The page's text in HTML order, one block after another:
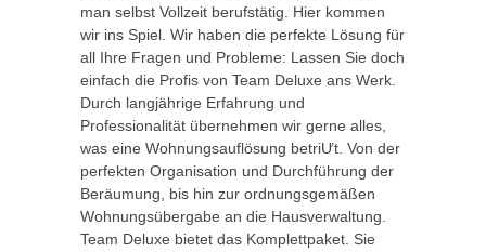
man selbst Vollzeit berufstätig. Hier kommen
wir ins Spiel. Wir haben die perfekte Lösung für
all Ihre Fragen und Probleme: Lassen Sie doch
einfach die Profis von Team Deluxe ans Werk.
Durch langjährige Erfahrung und
Professionalität übernehmen wir gerne alles,
was eine Wohnungsauflösung betriƯt. Von der
perfekten Organisation und Durchführung der
Beräumung, bis hin zur ordnungsgemäßen
Wohnungsübergabe an die Hausverwaltung.
Team Deluxe bietet das Komplettpaket. Sie